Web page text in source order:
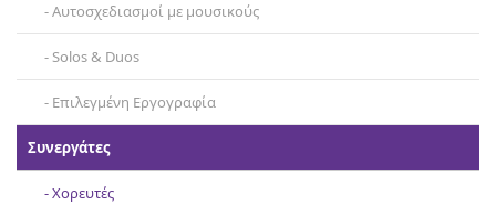
Αυτοσχεδιασμοί με μουσικούς
Solos & Duos
Επιλεγμένη Εργογραφία
Συνεργάτες
Χορευτές